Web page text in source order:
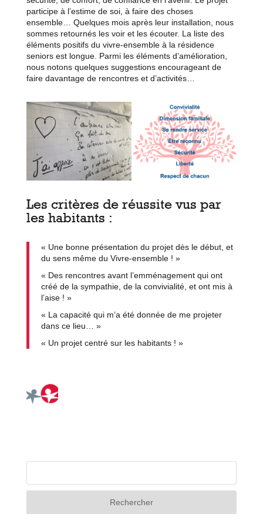
participe à l’estime de soi, à faire des choses
ensemble… Quelques mois après leur installation, nous
sommes retournés les voir et les écouter. La liste des
éléments positifs du vivre-ensemble à la résidence
seniors est longue. Parmi les éléments d’amélioration,
nous notons quelques suggestions encourageant de
faire davantage de rencontres et d’activités…
Les critères de réussite vus par
les habitants :
« Une bonne présentation du projet dès le début, et
du sens même du Vivre-ensemble ! »
« Des rencontres avant l’emménagement qui ont
créé de la sympathie, de la convivialité, et ont mis à
l’aise ! »
« La capacité qui m’a été donnée de me projeter
dans ce lieu… »
« Un projet centré sur les habitants ! »